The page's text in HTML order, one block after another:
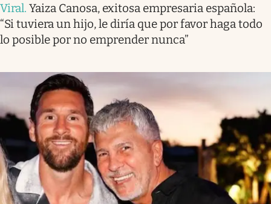
Viral. Yaiza Canosa, exitosa empresaria española:
“Si tuviera un hijo, le diría que por favor haga todo
lo posible por no emprender nunca”